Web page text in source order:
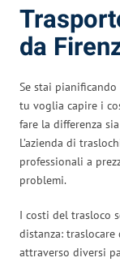
da
Se stai
tu voglia capire i
fare la differenza
L’azienda di
professionali a
problemi.
I costi del trasloco
distanza:
attraverso diversi